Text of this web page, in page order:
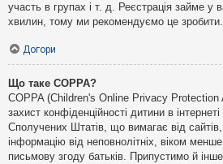
участь в групах і т. д. Реєстрація займе у
хвилин, тому ми рекомендуємо це зробити.
Догори
Що таке COPPA?
COPPA (Children's Online Privacy
захист конфіденційності дитини в
Сполучених Штатів, що вимагає від
інформацію від неповнолітніх, віком
письмову згоду батьків. Припустимо й